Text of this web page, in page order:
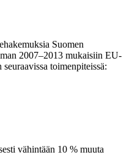
Suo­men
2007–2013 mukaisiin EU-
toimenpiteissä:
vähintään 10 % muuta